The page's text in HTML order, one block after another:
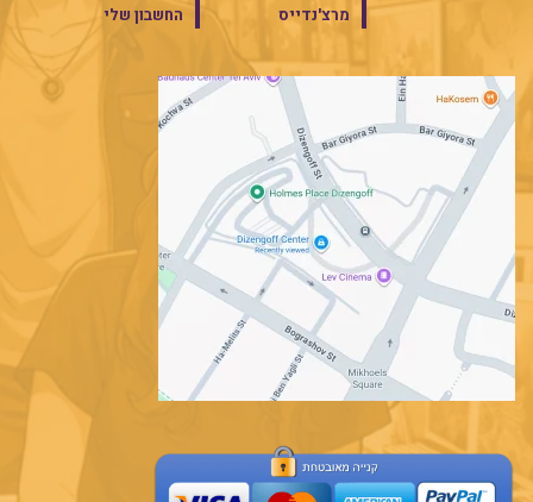
מרצ'נדייס
החשבון שלי